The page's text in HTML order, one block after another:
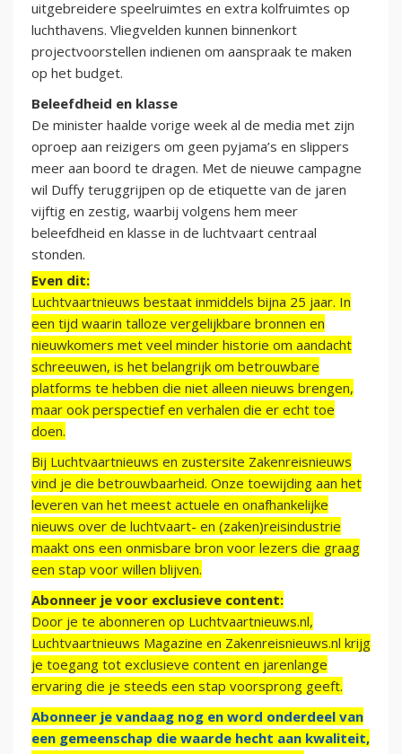
uitgebreidere speelruimtes en extra kolfruimtes op
luchthavens. Vliegvelden kunnen binnenkort
projectvoorstellen indienen om aanspraak te maken
op het budget.
Beleefdheid en klasse
De minister haalde vorige week al de media met zijn
oproep aan reizigers om geen pyjama’s en slippers
meer aan boord te dragen. Met de nieuwe campagne
wil Duffy teruggrijpen op de etiquette van de jaren
vijftig en zestig, waarbij volgens hem meer
beleefdheid en klasse in de luchtvaart centraal
stonden.
Even dit:
Luchtvaartnieuws bestaat inmiddels bijna 25 jaar. In
een tijd waarin talloze vergelijkbare bronnen en
nieuwkomers met veel minder historie om aandacht
schreeuwen, is het belangrijk om betrouwbare
platforms te hebben die niet alleen nieuws brengen,
maar ook perspectief en verhalen die er echt toe
doen.
Bij Luchtvaartnieuws en zustersite Zakenreisnieuws
vind je die betrouwbaarheid. Onze toewijding aan het
leveren van het meest actuele en onafhankelijke
nieuws over de luchtvaart- en (zaken)reisindustrie
maakt ons een onmisbare bron voor lezers die graag
een stap voor willen blijven.
Abonneer je voor exclusieve content:
Door je te abonneren op Luchtvaartnieuws.nl,
Luchtvaartnieuws Magazine en Zakenreisnieuws.nl krijg
je toegang tot exclusieve content en jarenlange
ervaring die je steeds een stap voorsprong geeft.
Abonneer je vandaag nog en word onderdeel van
een gemeenschap die waarde hecht aan kwaliteit,